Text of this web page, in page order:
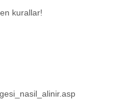
kurallar!